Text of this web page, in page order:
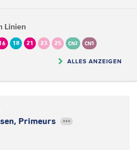
Linien
18 21 23 25 CN2 CN5
ALLES ANZEIGEN
Primeurs •••